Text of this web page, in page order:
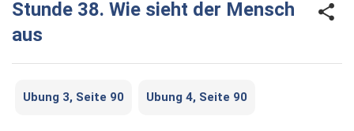
Stunde 38. Wie sieht der Mensch
aus
Ubung 3, Seite 90 Ubung 4, Seite 90